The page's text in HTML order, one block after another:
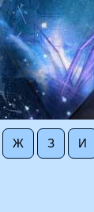
Ж З И